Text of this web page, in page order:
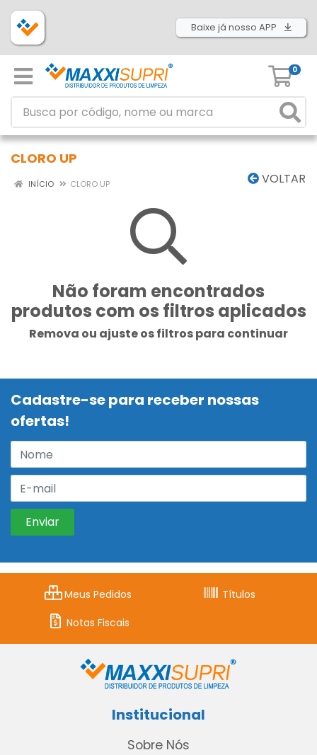
Baixe já nosso APP
0
CLORO UP
VOLTAR
INÍCIO CLORO UP
Não foram encontrados
produtos com os filtros aplicados
Remova ou ajuste os filtros para continuar
Cadastre-se para receber nossas
ofertas!
Meus Pedidos
Títulos
Notas Fiscais
Institucional
Sobre Nós